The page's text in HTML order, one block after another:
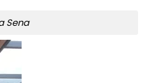
Sena